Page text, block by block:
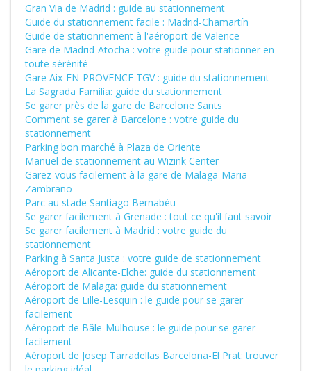
Gran Via de Madrid : guide au stationnement
Guide du stationnement facile : Madrid-Chamartín
Guide de stationnement à l'aéroport de Valence
Gare de Madrid-Atocha : votre guide pour stationner en
toute sérénité
Gare Aix-EN-PROVENCE TGV : guide du stationnement
La Sagrada Familia: guide du stationnement
Se garer près de la gare de Barcelone Sants
Comment se garer à Barcelone : votre guide du
stationnement
Parking bon marché à Plaza de Oriente
Manuel de stationnement au Wizink Center
Garez-vous facilement à la gare de Malaga-Maria
Zambrano
Parc au stade Santiago Bernabéu
Se garer facilement à Grenade : tout ce qu'il faut savoir
Se garer facilement à Madrid : votre guide du
stationnement
Parking à Santa Justa : votre guide de stationnement
Aéroport de Alicante-Elche: guide du stationnement
Aéroport de Malaga: guide du stationnement
Aéroport de Lille-Lesquin : le guide pour se garer
facilement
Aéroport de Bâle-Mulhouse : le guide pour se garer
facilement
Aéroport de Josep Tarradellas Barcelona-El Prat: trouver